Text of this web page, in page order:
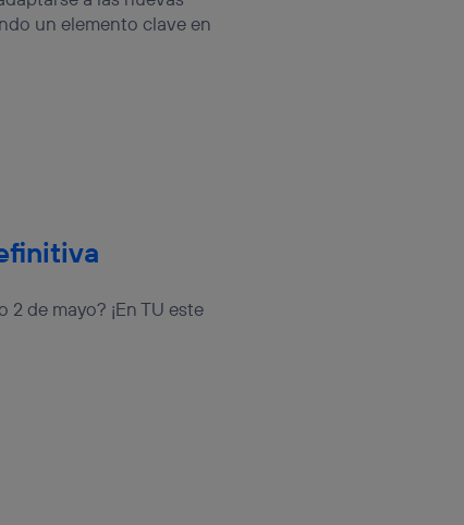
un elemento clave en
de mayo? ¡En TU este
que